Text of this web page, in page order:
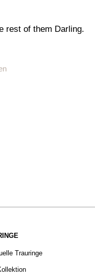
rest of them Darling.
Trauringe